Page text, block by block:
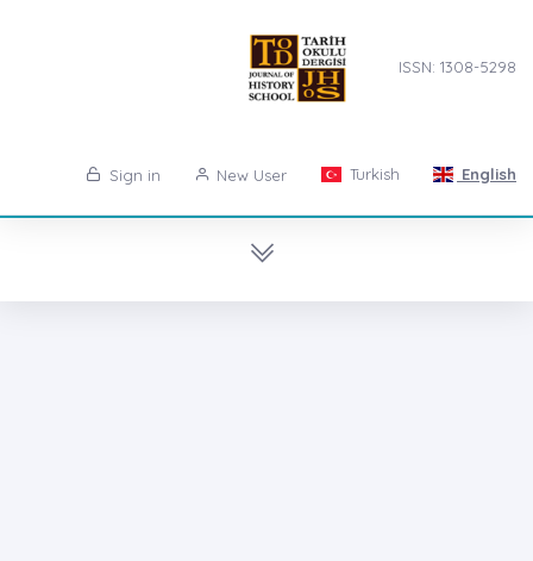
ISSN: 1308-5298
Sign in New User Turkish English